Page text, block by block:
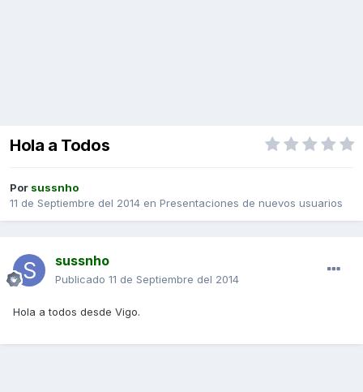
Hola a Todos
Por sussnho
11 de Septiembre del 2014 en Presentaciones de nuevos usuarios
sussnho
Publicado 11 de Septiembre del 2014
Hola a todos desde Vigo.